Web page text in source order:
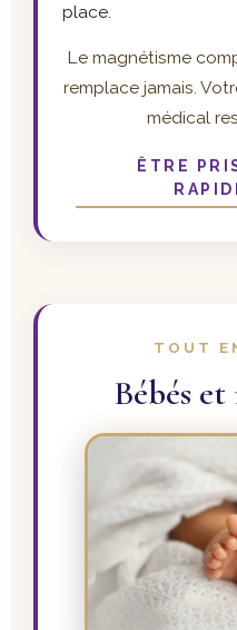
place.
Le magnétisme
remplace jamais.
médical
ÊTRE
TOUT
Bébés et